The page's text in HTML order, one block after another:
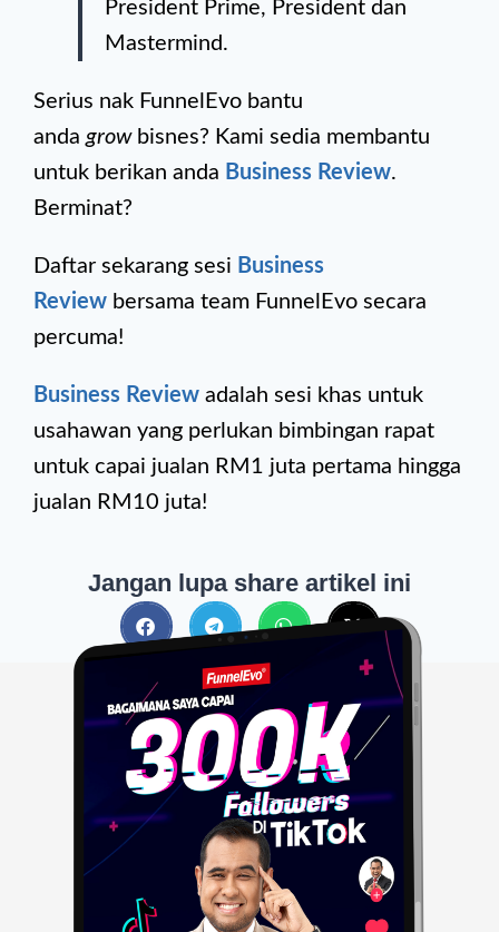
President Prime, President dan
Mastermind.
Serius nak FunnelEvo bantu
andagrow bisnes? Kami sedia membantu
untuk berikan anda Business Review.
Berminat?
Daftar sekarang sesi Business
Review bersama team FunnelEvo secara
percuma!
Business Review adalah sesi khas untuk
usahawan yang perlukan bimbingan rapat
untuk capai jualan RM1 juta pertama hingga
jualan RM10 juta!
Jangan lupa share artikel ini